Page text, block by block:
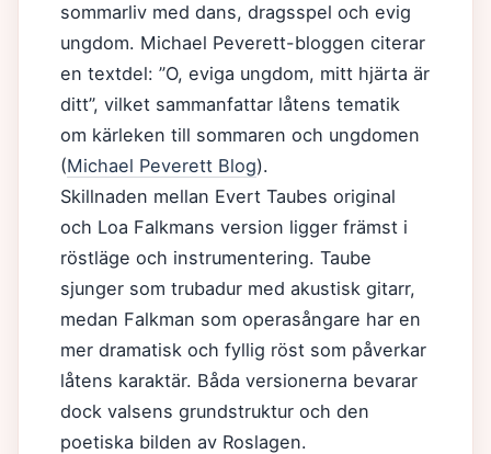
sommarliv med dans, dragsspel och evig
ungdom. Michael Peverett-bloggen citerar
en textdel: ”O, eviga ungdom, mitt hjärta är
ditt”, vilket sammanfattar låtens tematik
om kärleken till sommaren och ungdomen
(Michael Peverett Blog).
Skillnaden mellan Evert Taubes original
och Loa Falkmans version ligger främst i
röstläge och instrumentering. Taube
sjunger som trubadur med akustisk gitarr,
medan Falkman som operasångare har en
mer dramatisk och fyllig röst som påverkar
låtens karaktär. Båda versionerna bevarar
dock valsens grundstruktur och den
poetiska bilden av Roslagen.